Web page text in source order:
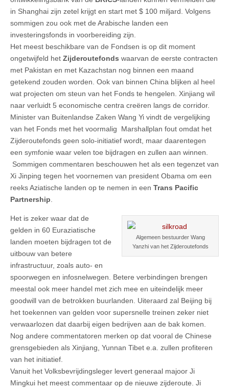
in Shanghai zijn zetel krijgt en start met $ 100 miljard. Volgens
sommigen zou ook met de Arabische landen een
investeringsfonds in voorbereiding zijn.
Het meest beschikbare van de Fondsen is op dit moment
ongetwijfeld het Zijderoutefonds waarvan de eerste contracten
met Pakistan en met Kazachstan nog binnen een maand
getekend zouden worden. Ook van binnen China blijken al heel
wat projecten om steun van het Fonds te hengelen. Xinjiang wil
naar verluidt 5 economische centra creëren langs de corridor.
Minister van Buitenlandse Zaken Wang Yi vindt de vergelijking
van het Fonds met het voormalig Marshallplan fout omdat het
Zijderoutefonds geen solo-initiatief wordt, maar daarentegen
een symfonie waar velen toe bijdragen en zullen aan winnen.
Sommigen commentaren beschouwen het als een tegenzet van
Xi Jinping tegen het voornemen van president Obama om een
reeks Aziatische landen op te nemen in een Trans Pacific
Partnership.
Algemeen bestuurder Wang
Yanzhi van het Zijderoutefonds
Het is zeker waar dat de
gelden in 60 Euraziatische
landen moeten bijdragen tot de
uitbouw van betere
infrastructuur, zoals auto- en
spoorwegen en infosnelwegen. Betere verbindingen brengen
meestal ook meer handel met zich mee en uiteindelijk meer
goodwill van de betrokken buurlanden. Uiteraard zal Beijing bij
het toekennen van gelden voor supersnelle treinen zeker niet
verwaarlozen dat daarbij eigen bedrijven aan de bak komen.
Nog andere commentatoren merken op dat vooral de Chinese
grensgebieden als Xinjiang, Yunnan Tibet e.a. zullen profiteren
van het initiatief.
Vanuit het Volksbevrijdingsleger levert generaal majoor Ji
Mingkui het meest commentaar op de nieuwe zijderoute. Ji